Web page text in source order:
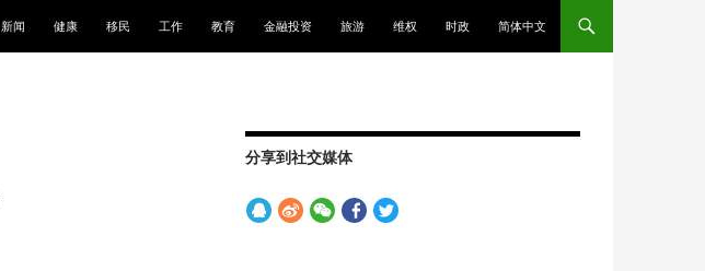
新闻 健康 移民 工作 教育 金融投资 旅游 维权 时政 简体中文
分享到社交媒体